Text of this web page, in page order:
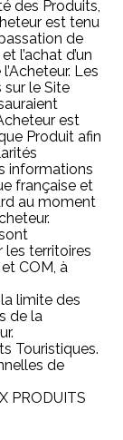
des Produits,
est tenu
de
l’achat d’un
Les
le Site
est
Produit afin
informations
française et
au moment
territoires
COM, à
limite des
de la
Touristiques.
de